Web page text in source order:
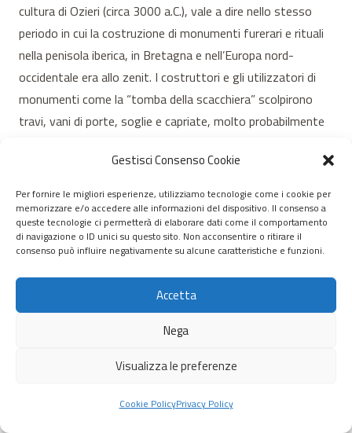
Gestisci Consenso Cookie
Per fornire le migliori esperienze, utilizziamo tecnologie come i cookie per
memorizzare e/o accedere alle informazioni del dispositivo. Il consenso a
queste tecnologie ci permetterà di elaborare dati come il comportamento
di navigazione o ID unici su questo sito. Non acconsentire o ritirare il
consenso può influire negativamente su alcune caratteristiche e funzioni.
Accetta
Nega
Visualizza le preferenze
Cookie PolicyPrivacy Policy
cultura di Ozieri (circa 3000 a.C.), vale a dire nello stesso
periodo in cui la costruzione di monumenti furerari e rituali
nella penisola iberica, in Bretagna e nell’Europa nord-
occidentale era allo zenit. I costruttori e gli utilizzatori di
monumenti come la “tomba della scacchiera” scolpirono
travi, vani di porte, soglie e capriate, molto probabilmente
abitazioni dei viventi.
La “tomba della scacchiera”, così denominata a causa della
presenza di un motivo a scacchi bianchi e blu scuro sul
soffitto di una delle celle, è composta da una facciata
scavata nella roccia ed un ingresso che conduce ad un
passaggio che porta alla camera principale dotata di tre
celle laterali. Sembra che il monumento sia stato scelto
deliberatamente per la vista sul panorama circostante, con
un’ampia visuale su diverse valli ed una vasta pianura
modellata da antichi vulcani situata ad ovest. Le pareti
acceso, con motivi curvilinei e rettilinei che comprendono